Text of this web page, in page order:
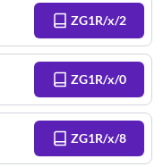
ZG1R/x/2
ZG1R/x/0
ZG1R/x/8